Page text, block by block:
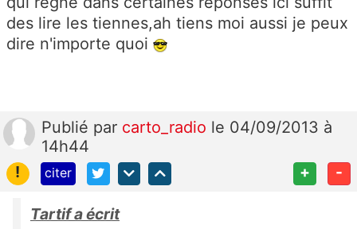
des lire les tiennes,ah tiens moi aussi je peux
dire n'importe quoi
Publié par carto_radio le 04/09/2013 à
14h44
!
citer + -
Tartif a écrit